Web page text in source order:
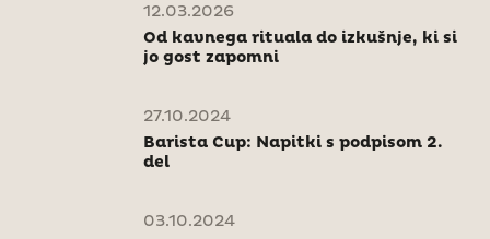
12.03.2026
Od kavnega rituala do izkušnje, ki si
jo gost zapomni
27.10.2024
Barista Cup: Napitki s podpisom 2.
del
03.10.2024